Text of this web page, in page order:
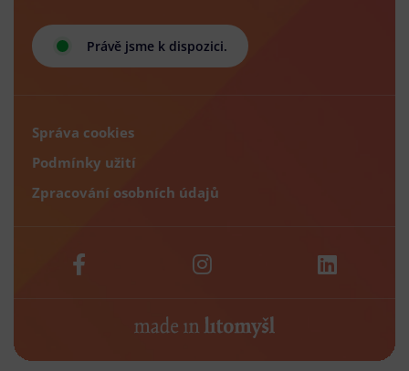
Právě jsme k dispozici.
Správa cookies
Podmínky užití
Zpracování osobních údajů